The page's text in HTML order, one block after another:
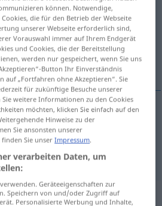
anklicken/antippen)
Platz
Stelle
für "besetzen"
können. Notwendige,
die für den Betrieb der Webseite
unserer Webseite erforderlich sind,
Vorauswahl immer auf Ihrem Endgerät
und Cookies, die der Bereitstellung
werden nur gespeichert, wenn Sie uns
Button Ihr Einverständnis
auf „Fortfahren ohne Akzeptieren“. Sie
für zukünftige Besuche unserer
weitere Informationen zu den Cookies
möchten, klicken Sie einfach auf den
Hinweise zu der
Sie ansonsten unserer
finden Sie unserImpressum
verarbeiten Daten, um
Geräteeigenschaften zur
Speichern von und/oder Zugriff auf
Personalisierte Werbung und Inhalte,